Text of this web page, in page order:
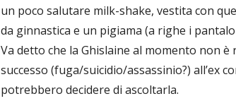
un poco salutare milk-shake, vestita con
da ginnastica e un pigiama (a righe i
Va detto che la Ghislaine al momento non è
successo (fuga/suicidio/assassinio?) all’ex
potrebbero decidere di ascoltarla.